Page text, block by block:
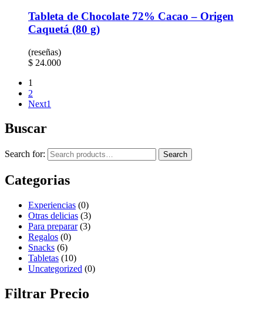
Tableta de Chocolate 72% Cacao – Origen
Caquetá (80 g)
(reseñas)
$ 24.000
1
2
Next1
Buscar
Search for: Search
Categorias
Experiencias (0)
Otras delicias (3)
Para preparar (3)
Regalos (0)
Snacks (6)
Tabletas (10)
Uncategorized (0)
Filtrar Precio